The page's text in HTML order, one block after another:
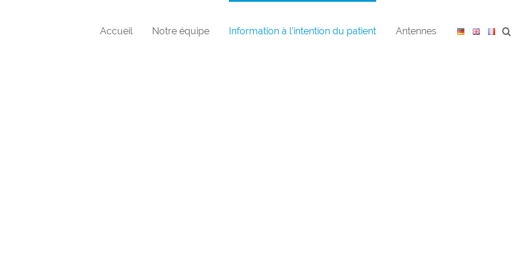
Accueil Notre équipe Information à l’intention du patient Antennes